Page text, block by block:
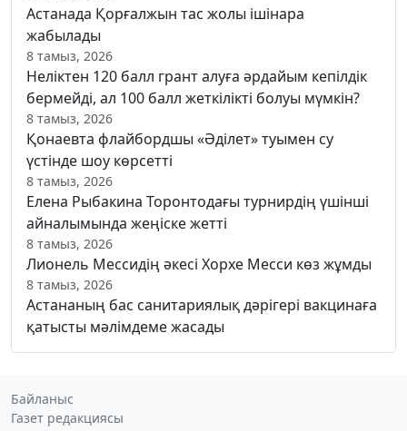
Астанада Қорғалжын тас жолы ішінара
жабылады
8 тамыз, 2026
Неліктен 120 балл грант алуға әрдайым кепілдік
бермейді, ал 100 балл жеткілікті болуы мүмкін?
8 тамыз, 2026
Қонаевта флайбордшы «Әділет» туымен су
үстінде шоу көрсетті
8 тамыз, 2026
Елена Рыбакина Торонтодағы турнирдің үшінші
айналымында жеңіске жетті
8 тамыз, 2026
Лионель Мессидің әкесі Хорхе Месси көз жұмды
8 тамыз, 2026
Астананың бас санитариялық дәрігері вакцинаға
қатысты мәлімдеме жасады
Байланыс
Газет редакциясы